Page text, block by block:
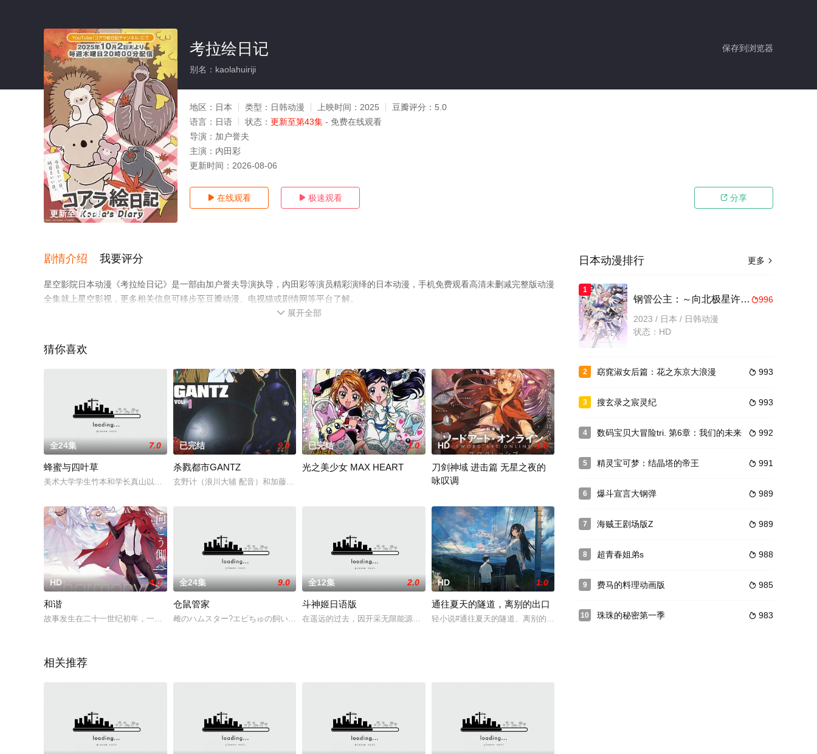
更新至第43集
保存到浏览器
考拉绘日记
别名：kaolahuiriji
地区： 日本 类型： 日韩动漫 上映时间： 2025 豆瓣评分： 5.0
语言： 日语 状态： 更新至第43集 - 免费在线观看
导演： 加户誉夫
主演： 内田彩
更新时间： 2026-08-06
 在线观看  极速观看  分享
剧情介绍 我要评分
星空影院日本动漫《考拉绘日记》是一部由加户誉夫导演执导，内田彩等演员精彩演绎的日本动漫，手机免费观看高清未删减完整版动漫
全集就上星空影视，更多相关信息可移步至豆瓣动漫、电视猫或剧情网等平台了解。
 展开全部
猜你喜欢
全24集 7.0
蜂蜜与四叶草
美术大学学生竹本和学长真山以及多次留级的森田一起生活在单身公寓里，大家的生活风清云淡却也乐趣无穷。他们的老师花本先生向三人介绍了
已完结 9.0
杀戮都市GANTZ
玄野计（浪川大辅 配音）和加藤胜（大里雅史 配音）是小学时代的好友，在一日的偶遇之后，两人为救一只铁轨上的流浪汉而同时命丧黄泉。
已完结 1.0
光之美少女 MAX HEART
HD 1.0
刀剑神域 进击篇 无星之夜的
咏叹调
讲述在浮游城“艾恩葛朗特”从第一层开始往上攻略的故事。
HD 4.0
和谐
故事发生在二十一世纪初年，一场浩大的灾难让“生府”取代了原有政府，成为了国家最高领导组织。经过死亡的洗礼，人们开始格外重视生命的
全24集 9.0
仓鼠管家
雌のハムスター?エビちゅの飼い主は、浮気性の彼に振り回されている独身OL。彼女のことを「ご主人ちゃま」と呼んで慕っているエビちゅ
全12集 2.0
斗神姬日语版
在遥远的过去，因开采无限能源而招来涅加尔的侵袭、流亡至地球的异星幸存者，为地球创造了神代遗迹及文明延续至今。当地球面临同样的危机
HD 1.0
通往夏天的隧道，离别的出口
轻小说#通往夏天的隧道、离别的出口#剧场版动画化决定！本作曾获得「这本轻小说真厉害」2020年度文库部
相关推荐
更多 
日本动漫排行
1
996
钢管公主：～向北极星许愿～
2023 / 日本 / 日韩动漫
状态：HD
2  993
窈窕淑女后篇：花之东京大浪漫
3  993
搜玄录之宸灵纪
4  992
数码宝贝大冒险tri. 第6章：我们的未来
5  991
精灵宝可梦：结晶塔的帝王
6  989
爆斗宣言大钢弹
7  989
海贼王剧场版Z
8  988
超青春姐弟s
9  985
费马的料理动画版
10  983
珠珠的秘密第一季